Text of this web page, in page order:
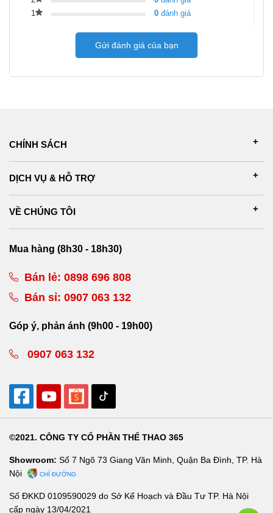
1
0 đánh giá
Gửi đánh giá của bạn
CHÍNH SÁCH
DỊCH VỤ & HỖ TRỢ
VỀ CHÚNG TÔI
Mua hàng (8h30 - 18h30)
Bán lẻ: 0898 696 808
Bán sỉ: 0907 063 132
Góp ý, phản ánh (9h00 - 19h00)
0907 063 132
©2021. CÔNG TY CỔ PHẦN THỂ THAO 365
Showroom: Số 7 Ngõ 73 Giang Văn Minh, Quận Ba Đình, TP. Hà
Nội
CHỈ ĐƯỜNG
Số ĐKKD 0109590029 do Sở Kế Hoạch và Đầu Tư TP. Hà Nội
cấp ngày 13/04/2021